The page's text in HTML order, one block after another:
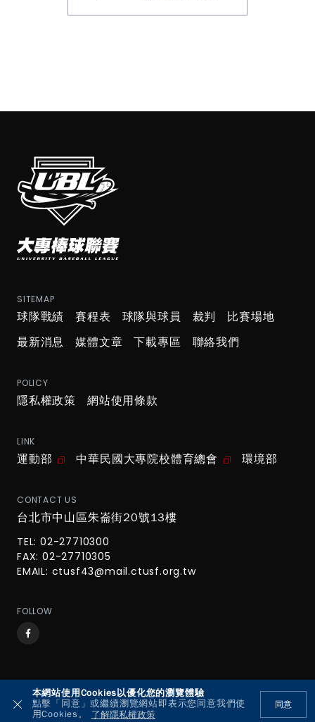
SITEMAP
球隊戰績 賽程表 球隊與球員 裁判
比賽場地
最新消息
媒體文章 下載專區 聯絡我們
POLICY
隱私權政策 網站使用條款
LINK
運動部 中華民國大專院校體育總會 環境部
CONTACT US
台北市中山區朱崙街20號13樓
TEL: 02-27710300
FAX: 02-27710305
EMAIL: ctusf43@mail.ctusf.org.tw
FOLLOW
© 2026 UBL大專棒球運動聯賽 All Rights Reserved.
本網站使用Cookies以優化您的瀏覽體驗
點擊「同意」或繼續瀏覽網站即表示您同意我們使
用Cookies。 了解隱私權政策
同意